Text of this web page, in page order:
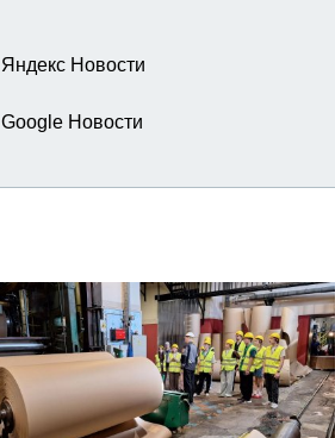
Яндекс Новости
Google Новости